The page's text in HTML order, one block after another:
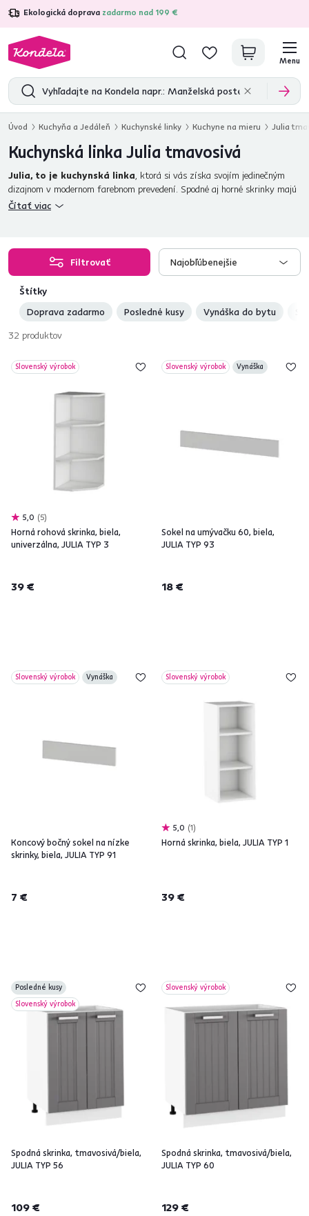
Ekologická doprava zadarmo nad 199 €
4,7 31 157overených produktových recenzií
Menu
Úvod Kuchyňa a Jedáleň Kuchynské linky Kuchyne na mieru Julia
Kuchynská linka Julia tmavosivá
Julia, to je kuchynská linka, ktorá si vás získa svojím jedinečným
dizajnom v modernom farebnom prevedení. Spodné aj horné skrinky majú
korpus zDTD laminovanej
skriniek si môžete vybrať z
vysokých skriniek.
Čítať viac
Filtrovať Najobľúbenejšie
Štítky
Doprava zadarmo
Posledné kusy Vynáška do bytu
32 produktov
Slovenský výrobok
5,0 5
Horná rohová skrinka, biela,
univerzálna, JULIA TYP 3
39 €
Slovenský výrobok Vynáška
Sokel na umývačku 60, biela,
JULIA TYP 93
18 €
Slovenský výrobok Vynáška
Koncový bočný sokel na nízke
skrinky, biela, JULIA TYP 91
7 €
Slovenský výrobok
5,0 1
Horná skrinka, biela, JULIA TYP 1
39 €
Posledné kusy
Slovenský výrobok
Spodná skrinka, tmavosivá/biela,
JULIA TYP 56
109 €
Slovenský výrobok
Spodná skrinka, tmavosivá/biela,
JULIA TYP 60
129 €